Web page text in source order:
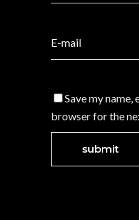
Save my name,
browser for the